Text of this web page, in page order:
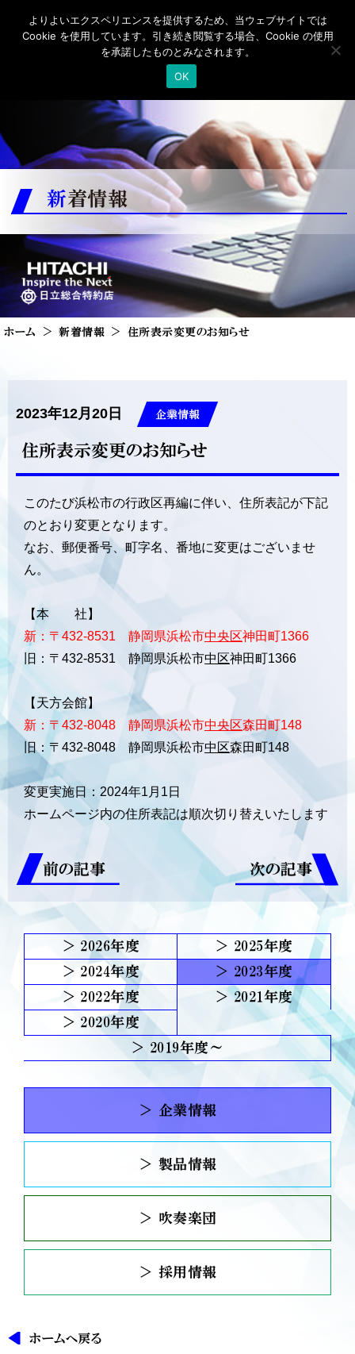
新着情報
ホーム 新着情報 住所表示変更のお知らせ
2023年12月20日 企業情報
住所表示変更のお知らせ
このたび浜松市の行政区再編に伴い、住所表記が下記
のとおり変更となります。
なお、郵便番号、町字名、番地に変更はございませ
ん。
【本 社】
新：〒432-8531 静岡県浜松市中央区神田町1366
旧：〒432-8531 静岡県浜松市中区神田町1366
【天方会館】
新：〒432-8048 静岡県浜松市中央区森田町148
旧：〒432-8048 静岡県浜松市中区森田町148
変更実施日：2024年1月1日
ホームページ内の住所表記は順次切り替えいたします
前の記事 次の記事
2026
2025
2024
2023
2022
2021
2020
2019
＞ 企業情報
＞ 製品情報
＞ 吹奏楽団
＞ 採用情報
ホームへ戻る
よりよいエクスペリエンスを提供するため、当ウェブサイトでは
Cookie を使用しています。引き続き閲覧する場合、Cookie の使用
を承諾したものとみなされます。
OK